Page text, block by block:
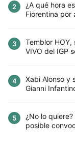
Este sitio utiliza
2
¿A qué hora
Fiorentina por
3
Temblor
VIVO del IGP
4
Xabi Alonso y
Gianni
5
¿No lo
posible